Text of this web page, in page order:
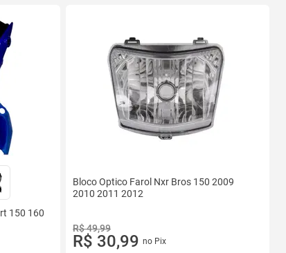
150 160
Bloco Optico Farol Nxr Bros 150 2009
2010 2011 2012
R$ 49,99
R$ 30,99 no Pix